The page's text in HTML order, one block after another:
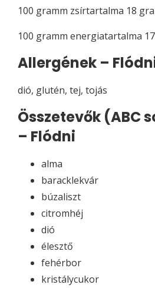
100 gramm zsírtartalma 18
100 gramm energiatartalma
Allergének –
dió, glutén, tej, tojás
Összetevők (ABC
– Flódni
alma
baracklekvár
búzaliszt
citromhéj
dió
élesztő
fehérbor
kristálycukor